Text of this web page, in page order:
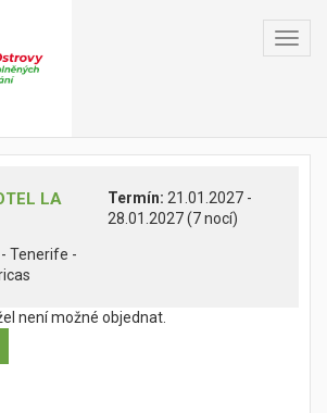
LA
Tenerife -
Termín: 21.01.2027 -
28.01.2027 (7 nocí)
není možné objednat.